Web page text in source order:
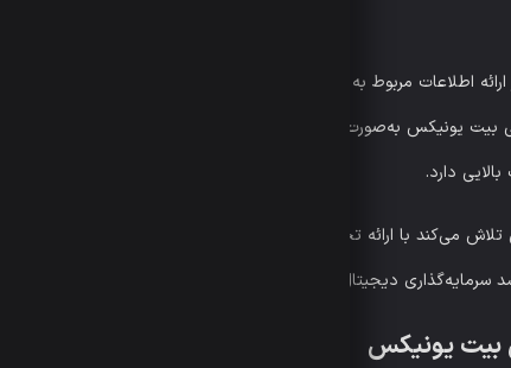
اطلاعات مربوط به کارمزدها، سطوح مختلف حساب کاربری و
امنیت دارایی‌هاست. همچنین تیم پشتیبانی بیت یونیکس به‌صورت ۲۴ ساعته در هفت روز هفته
دارد.
سرمایه‌گذاری دیجیتال همراهی کند.
بیت یونیکس